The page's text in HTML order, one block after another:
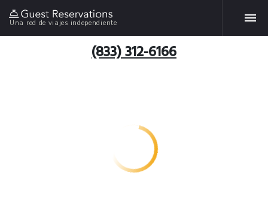
Una red de viajes independiente
(833) 312-6166